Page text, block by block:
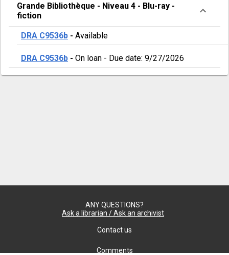
Grande Bibliothèque - Niveau 4 - Blu-ray -
fiction
DRA C9536b - Available
DRA C9536b - On loan - Due date: 9/27/2026
ANY QUESTIONS?
Ask a librarian / Ask an archivist
Contact us
Comments